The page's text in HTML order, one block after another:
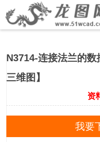
N3714-连接法兰的
三维图】
资
我要